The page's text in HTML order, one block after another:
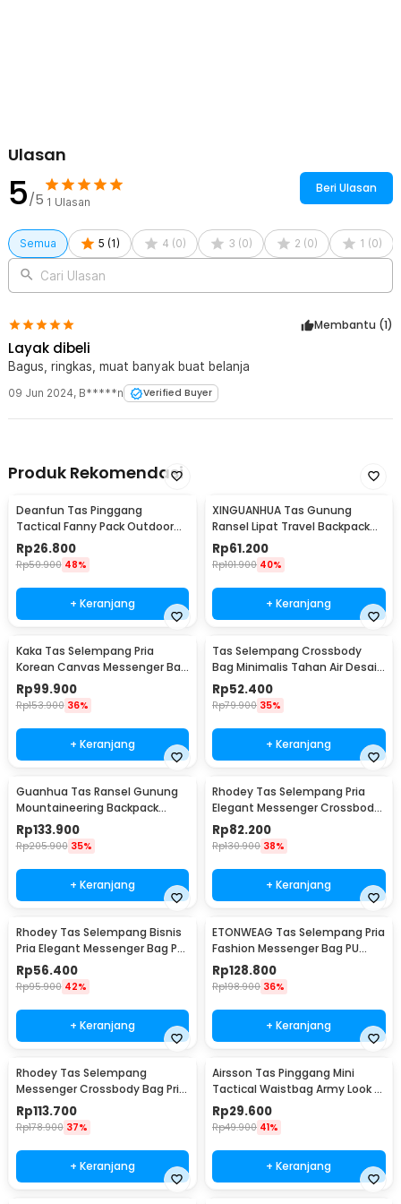
Ulasan
5/5 1 Ulasan
Beri Ulasan
Semua 5 (1 ) 4 (0) 3 (0) 2 (0) 1 (0)
Cari Ulasan
Membantu (1)
Layak dibeli
Bagus, ringkas, muat banyak buat belanja
09 Jun 2024, B*****n Verified Buyer
Produk Rekomendasi
Deanfun Tas Pinggang
Tactical Fanny Pack Outdoor
Gear 12x5x17.5cm - ZSXD001
Rp26.800
Rp50.900 48%
+ Keranjang
XINGUANHUA Tas Gunung
Ransel Lipat Travel Backpack
Waterproof 17L - GC17
Rp61.200
Rp101.900 40%
+ Keranjang
Kaka Tas Selempang Pria
Korean Canvas Messenger Bag
- MY2642
Rp99.900
Rp153.900 36%
+ Keranjang
Tas Selempang Crossbody
Bag Minimalis Tahan Air Desain
Militer - 0702
Rp52.400
Rp79.900 35%
+ Keranjang
Guanhua Tas Ransel Gunung
Mountaineering Backpack
Outdoor 35 L - GC35
Rp133.900
Rp205.900 35%
+ Keranjang
Rhodey Tas Selempang Pria
Elegant Messenger Crossbody
Sling Bag - 6330
Rp82.200
Rp130.900 38%
+ Keranjang
Rhodey Tas Selempang Bisnis
Pria Elegant Messenger Bag PU
Leather - 9906
Rp56.400
Rp95.900 42%
+ Keranjang
ETONWEAG Tas Selempang Pria
Fashion Messenger Bag PU
Leather - 9918
Rp128.800
Rp198.900 36%
+ Keranjang
Rhodey Tas Selempang
Messenger Crossbody Bag Pria
- 8001
Rp113.700
Rp178.900 37%
+ Keranjang
Airsson Tas Pinggang Mini
Tactical Waistbag Army Look -
JSH1525
Rp29.600
Rp49.900 41%
+ Keranjang